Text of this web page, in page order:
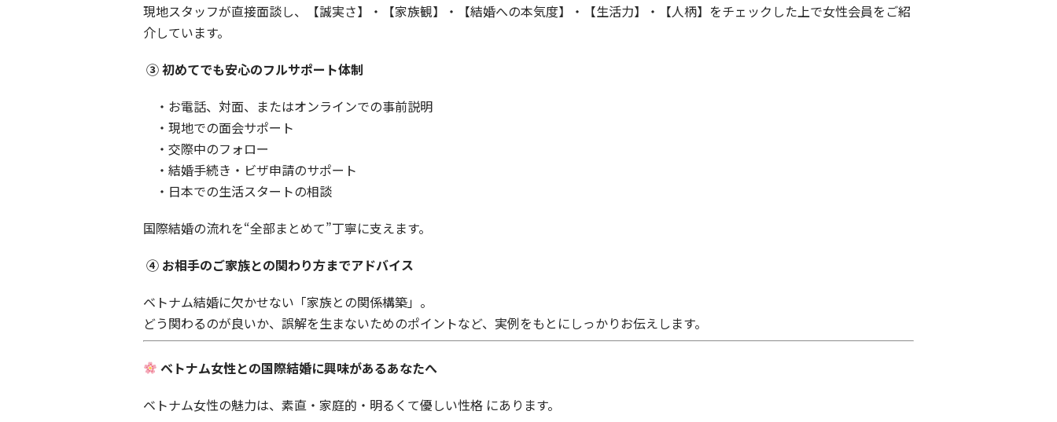
現地スタッフが直接面談し、【誠実さ】・【家族観】・【結婚への本気度】・【生活力】・【人柄】をチェックした上で女性会員をご紹
介しています。
③ 初めてでも安心のフルサポート体制
・お電話、対面、またはオンラインでの事前説明
・現地での面会サポート
・交際中のフォロー
・結婚手続き・ビザ申請のサポート
・日本での生活スタートの相談
国際結婚の流れを“全部まとめて”丁寧に支えます。
④ お相手のご家族との関わり方までアドバイス
ベトナム結婚に欠かせない「家族との関係構築」。
どう関わるのが良いか、誤解を生まないためのポイントなど、実例をもとにしっかりお伝えします。
ベトナム女性との国際結婚に興味があるあなたへ
ベトナム女性の魅力は、素直・家庭的・明るくて優しい性格 にあります。